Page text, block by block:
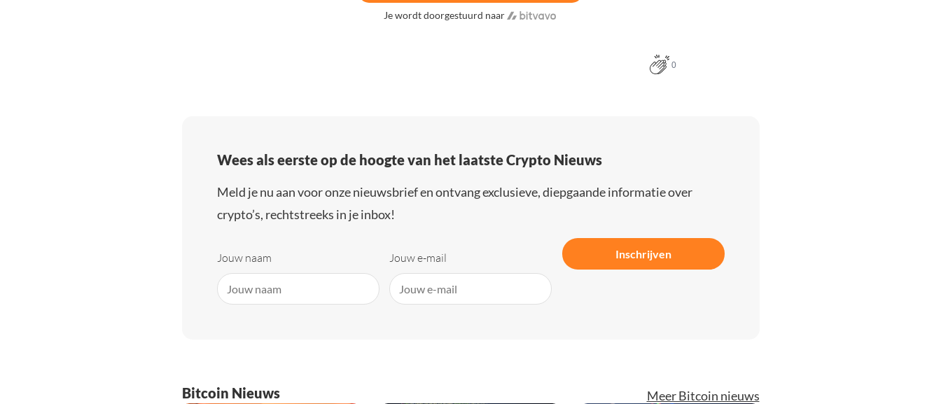
Je wordt doorgestuurd naar
0
Wees als eerste op de hoogte van het laatste Crypto Nieuws
Meld je nu aan voor onze nieuwsbrief en ontvang exclusieve, diepgaande informatie over
crypto’s, rechtstreeks in je inbox!
Jouw naam Jouw e-mail Inschrijven
Bitcoin Nieuws Meer Bitcoin nieuws